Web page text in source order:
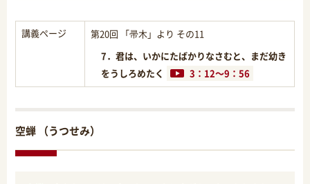
講義ページ
第20回 「帚木」より その11
7．君は、いかにたばかりなさむと、まだ幼き
をうしろめたく
3：12～9：56
空蝉 （うつせみ）